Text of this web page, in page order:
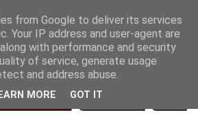
from Google to deliver its services
Your IP address and user-agent are
with performance and security
of service, generate usage
and address abuse.
MORE GOT IT